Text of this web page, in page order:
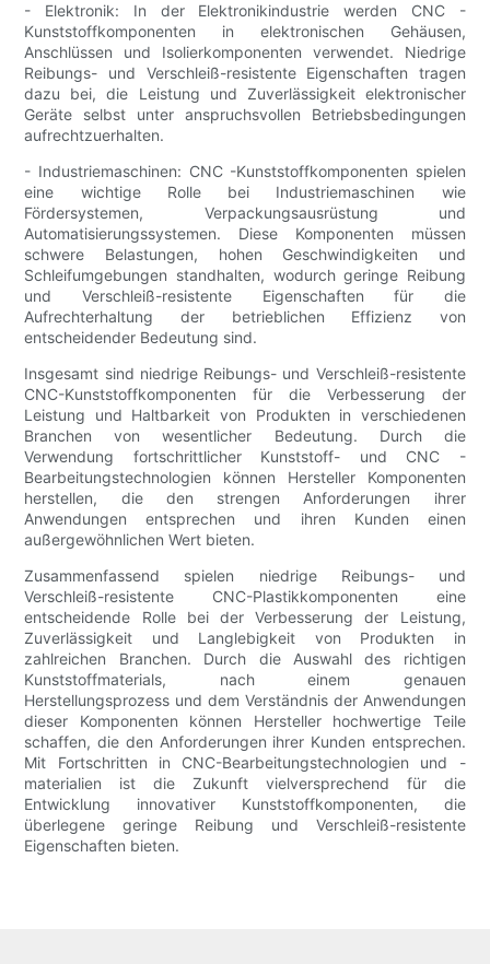
- Elektronik: In der Elektronikindustrie werden CNC -
Kunststoffkomponenten in elektronischen Gehäusen,
Anschlüssen und Isolierkomponenten verwendet. Niedrige
Reibungs- und Verschleiß-resistente Eigenschaften tragen
dazu bei, die Leistung und Zuverlässigkeit elektronischer
Geräte selbst unter anspruchsvollen Betriebsbedingungen
aufrechtzuerhalten.
- Industriemaschinen: CNC -Kunststoffkomponenten spielen
eine wichtige Rolle bei Industriemaschinen wie
Fördersystemen, Verpackungsausrüstung und
Automatisierungssystemen. Diese Komponenten müssen
schwere Belastungen, hohen Geschwindigkeiten und
Schleifumgebungen standhalten, wodurch geringe Reibung
und Verschleiß-resistente Eigenschaften für die
Aufrechterhaltung der betrieblichen Effizienz von
entscheidender Bedeutung sind.
Insgesamt sind niedrige Reibungs- und Verschleiß-resistente
CNC-Kunststoffkomponenten für die Verbesserung der
Leistung und Haltbarkeit von Produkten in verschiedenen
Branchen von wesentlicher Bedeutung. Durch die
Verwendung fortschrittlicher Kunststoff- und CNC -
Bearbeitungstechnologien können Hersteller Komponenten
herstellen, die den strengen Anforderungen ihrer
Anwendungen entsprechen und ihren Kunden einen
außergewöhnlichen Wert bieten.
Zusammenfassend spielen niedrige Reibungs- und
Verschleiß-resistente CNC-Plastikkomponenten eine
entscheidende Rolle bei der Verbesserung der Leistung,
Zuverlässigkeit und Langlebigkeit von Produkten in
zahlreichen Branchen. Durch die Auswahl des richtigen
Kunststoffmaterials, nach einem genauen
Herstellungsprozess und dem Verständnis der Anwendungen
dieser Komponenten können Hersteller hochwertige Teile
schaffen, die den Anforderungen ihrer Kunden entsprechen.
Mit Fortschritten in CNC-Bearbeitungstechnologien und -
materialien ist die Zukunft vielversprechend für die
Entwicklung innovativer Kunststoffkomponenten, die
überlegene geringe Reibung und Verschleiß-resistente
Eigenschaften bieten.